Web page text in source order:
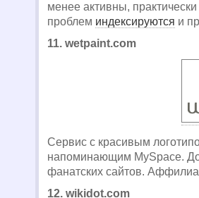
менее активны,
проблем индексируются и
11. wetpaint.com
Сервис с красивым
напоминающим MySpace.
фанатских сайтов.
12. wikidot.com